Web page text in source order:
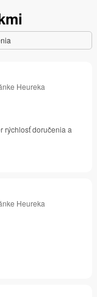
Heureka
rýchlosť doručenia a
Heureka